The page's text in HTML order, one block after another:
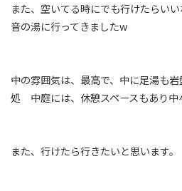
また、空いてる時にでも行けたらい
音の湯に行ってきましたw
中の雰囲気は、最高で、中に足湯も
処 中庭には、休憩スペースもあり中
また、行けたら行きたいと思います。